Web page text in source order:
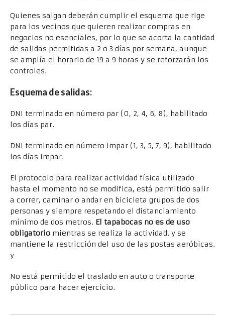
Quienes salgan deberán cumplir el esquema que rige
para los vecinos que quieren realizar compras en
negocios no esenciales, por lo que se acorta la cantidad
de salidas permitidas a 2 o 3 días por semana, aunque
se amplía el horario de 19 a 9 horas y se reforzarán los
controles.
Esquema de salidas:
DNI terminado en número par (0, 2, 4, 6, 8), habilitado
los días par.
DNI terminado en número impar (1, 3, 5, 7, 9), habilitado
los días impar.
El protocolo para realizar actividad física utilizado
hasta el momento no se modifica, está permitido salir
a correr, caminar o andar en bicicleta grupos de dos
personas y siempre respetando el distanciamiento
mínimo de dos metros. El tapabocas no es de uso
obligatorio mientras se realiza la actividad. y se
mantiene la restricción del uso de las postas aeróbicas.
y
No está permitido el traslado en auto o transporte
público para hacer ejercicio.